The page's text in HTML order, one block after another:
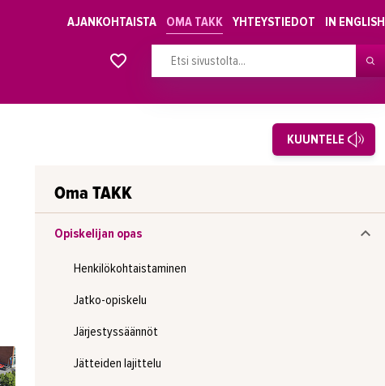
AJANKOHTAISTA OMA TAKK YHTEYSTIEDOT IN ENGLISH
KUUNTELE
Oma TAKK
Opiskelijan opas
Henkilökohtaistaminen
Jatko-opiskelu
Järjestyssäännöt
Jätteiden lajittelu
Alkavat koulutukset osiosta